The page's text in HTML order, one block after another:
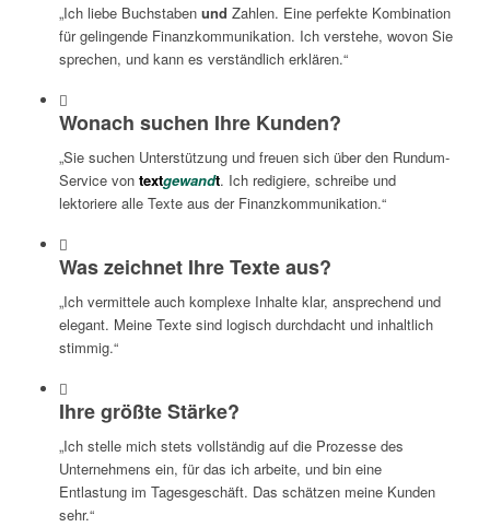
„Ich liebe Buchstaben und Zahlen. Eine perfekte Kombination
für gelingende Finanzkommunikation. Ich verstehe, wovon Sie
sprechen, und kann es verständlich erklären.“
Wonach suchen Ihre Kunden?
„Sie suchen Unterstützung und freuen sich über den Rundum-
Service von textgewandt. Ich redigiere, schreibe und
lektoriere alle Texte aus der Finanzkommunikation.“
Was zeichnet Ihre Texte aus?
„Ich vermittele auch komplexe Inhalte klar, ansprechend und
elegant. Meine Texte sind logisch durchdacht und inhaltlich
stimmig.“
Ihre größte Stärke?
„Ich stelle mich stets vollständig auf die Prozesse des
Unternehmens ein, für das ich arbeite, und bin eine
Entlastung im Tagesgeschäft. Das schätzen meine Kunden
sehr.“